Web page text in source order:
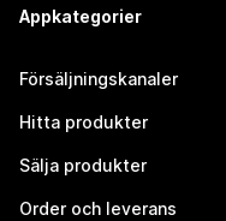
Appkategorier
Försäljningskanaler
Hitta produkter
Sälja produkter
Order och leverans